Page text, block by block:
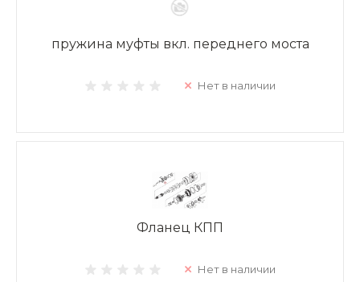
пружина муфты вкл. переднего моста
Нет в наличии
Фланец КПП
Нет в наличии